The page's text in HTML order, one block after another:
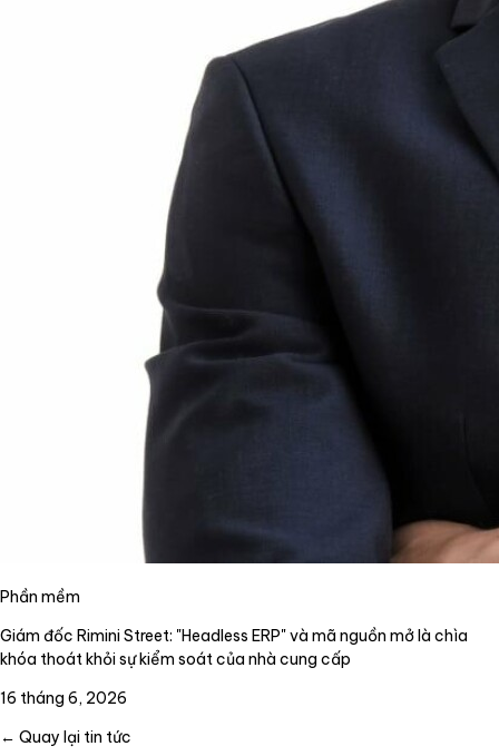
Phần mềm
Giám đốc Rimini Street: "Headless ERP" và mã nguồn mở là chìa
khóa thoát khỏi sự kiểm soát của nhà cung cấp
16 tháng 6, 2026
← Quay lại tin tức